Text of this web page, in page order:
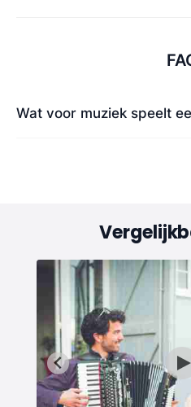
Wat voor muziek speelt